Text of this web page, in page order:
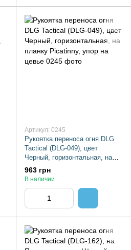
Артикул: 0245
Рукоятка переноса огня DLG
Tactical (DLG-049), цвет
Черный, горизонтальная, на
планку Picatinny, упор на цевье
963 грн
В наличии